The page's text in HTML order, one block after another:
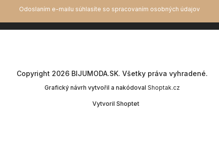
Vytvoril Shoptet
Copyright 2026 BIJUMODA.SK. Všetky práva vyhradené.
Grafický návrh vytvořil a nakódoval Shoptak.cz